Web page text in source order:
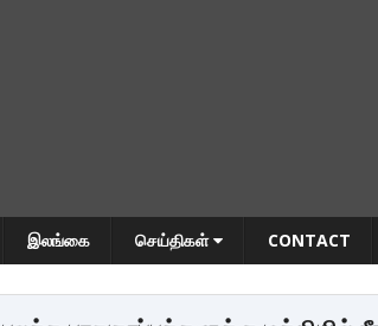
இலங்கை செய்திகள் CONTACT